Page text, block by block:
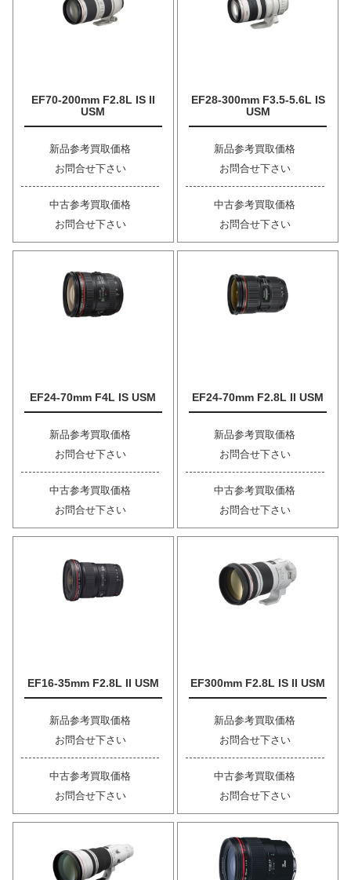
EF70-200mm F2.8L IS II
USM
新品参考買取価格
お問合せ下さい
中古参考買取価格
お問合せ下さい
EF28-300mm F3.5-5.6L IS
USM
新品参考買取価格
お問合せ下さい
中古参考買取価格
お問合せ下さい
EF24-70mm F4L IS USM
新品参考買取価格
お問合せ下さい
中古参考買取価格
お問合せ下さい
EF24-70mm F2.8L II USM
新品参考買取価格
お問合せ下さい
中古参考買取価格
お問合せ下さい
EF16-35mm F2.8L II USM
新品参考買取価格
お問合せ下さい
中古参考買取価格
お問合せ下さい
EF300mm F2.8L IS II USM
新品参考買取価格
お問合せ下さい
中古参考買取価格
お問合せ下さい